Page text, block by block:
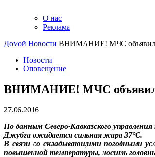
О нас
Реклама
Домой Новости ВНИМАНИЕ! МЧС объявило
Новости
Оповещение
ВНИМАНИЕ! МЧС объявило
27.06.2016
По данным Северо-Кавказского
Джубга ожидается сильная жара 37°С.
В связи со складывающими погодными
повышенной температуры, носить